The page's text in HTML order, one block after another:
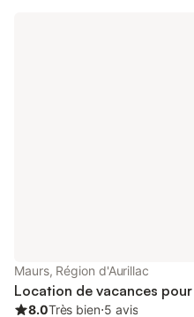
Maurs, Région d'Aurillac
Location de vacances
8.0Très bien⋅5 avis